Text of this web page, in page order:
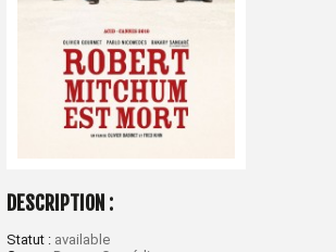
DESCRIPTION :
Statut : available